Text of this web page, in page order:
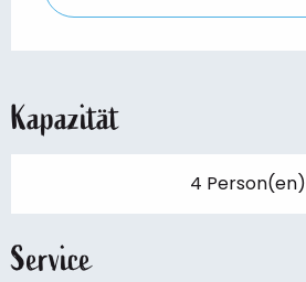
Kapazität
4 Person(en)
Service